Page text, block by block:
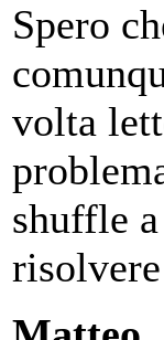
Spero
volta
shuffle